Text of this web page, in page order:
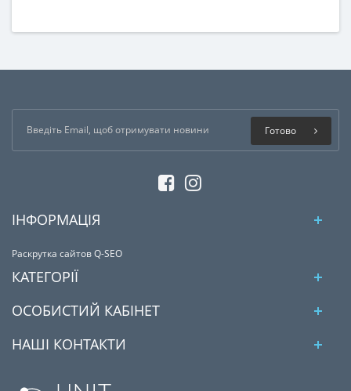
Готово
ІНФОРМАЦІЯ
Раскрутка сайтов Q-SEO
КАТЕГОРІЇ
ОСОБИСТИЙ КАБІНЕТ
НАШІ КОНТАКТИ